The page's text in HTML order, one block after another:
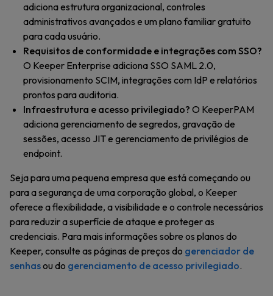
adiciona estrutura organizacional, controles
administrativos avançados e um plano familiar gratuito
para cada usuário.
Requisitos de conformidade e integrações com SSO?
O Keeper Enterprise adiciona SSO SAML 2.0,
provisionamento SCIM, integrações com IdP e relatórios
prontos para auditoria.
Infraestrutura e acesso privilegiado? O KeeperPAM
adiciona gerenciamento de segredos, gravação de
sessões, acesso JIT e gerenciamento de privilégios de
endpoint.
Seja para uma pequena empresa que está começando ou
para a segurança de uma corporação global, o Keeper
oferece a flexibilidade, a visibilidade e o controle necessários
para reduzir a superfície de ataque e proteger as
credenciais. Para mais informações sobre os planos do
Keeper, consulte as páginas de preços do gerenciador de
senhasou do gerenciamento de acesso privilegiado.